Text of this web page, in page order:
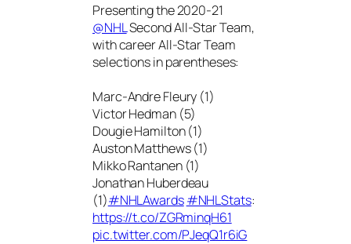
Presenting the 2020-21
@NHLSecond All-Star Team,
with career All-Star Team
selections in parentheses:
Marc-Andre Fleury (1)
Victor Hedman (5)
Dougie Hamilton (1)
Auston Matthews (1)
Mikko Rantanen (1)
Jonathan Huberdeau
(1)#NHLAwards#NHLStats:
https://t.co/ZGRminqH61
pic.twitter.com/PJeqQ1r6iG